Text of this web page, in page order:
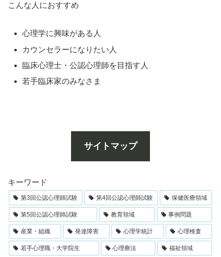
こんな人におすすめ
心理学に興味がある人
カウンセラーになりたい人
臨床心理士・公認心理師を目指す人
若手臨床家のみなさま
サイトマップ
キーワード
第3回公認心理師試験 第4回公認心理師試験 保健医療領域
第5回公認心理師試験 教育領域 事例問題
産業・組織 発達障害 心理学統計 心理検査
若手心理職・大学院生 心理療法 福祉領域